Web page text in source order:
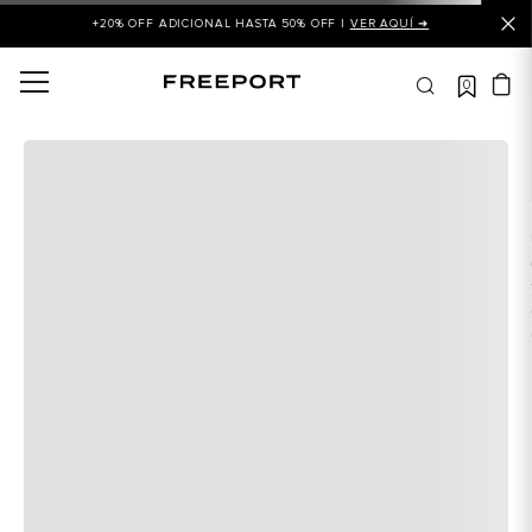
+20% OFF ADICIONAL HASTA 50% OFF | VER AQUÍ ➜
0